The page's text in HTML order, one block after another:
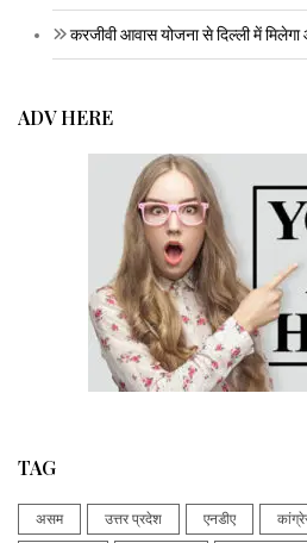
करजीवी आवास योजना से दिल्ली में
ADV HERE
TAG
असम उत्तर प्रदेश एनडीए